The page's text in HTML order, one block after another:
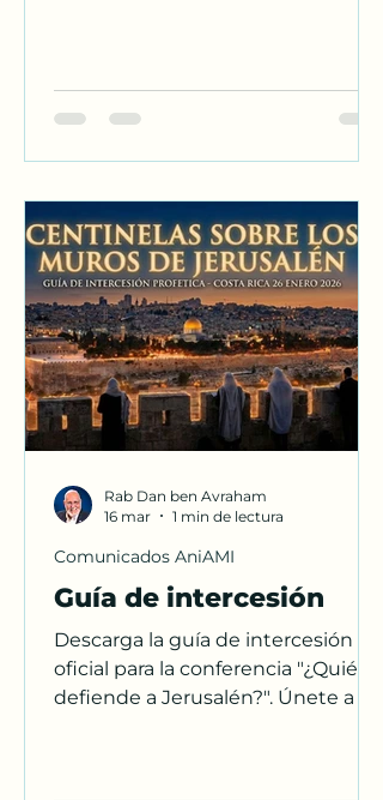
Guía de intercesión
Descarga la guía de intercesión
oficial para la conferencia "¿Quién
defiende a Jerusalén?". Únete a la
Comunicados AniAMI
Rab Dan ben Avraham
16 mar
1 min de lectura